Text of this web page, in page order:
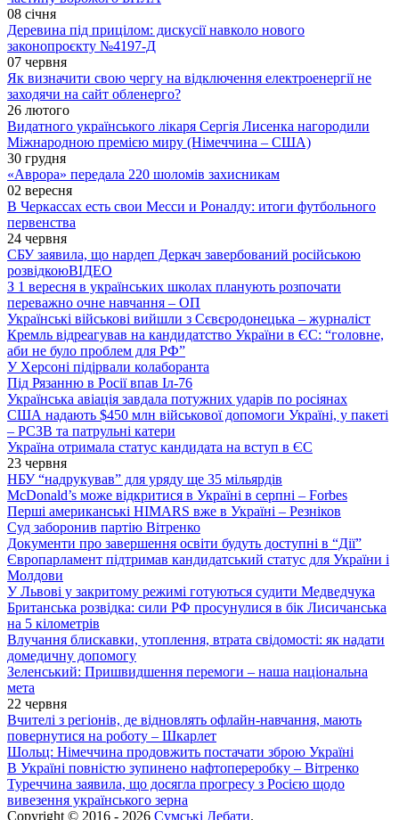
08 січня
Деревина під прицілом: дискусії навколо нового
законопроєкту №4197-Д
07 червня
Як визначити свою чергу на відключення електроенергії не
заходячи на сайт обленерго?
26 лютого
Видатного українського лікаря Сергія Лисенка нагородили
Міжнародною премією миру (Німеччина – США)
30 грудня
«Аврора» передала 220 шоломів захисникам
02 вересня
В Черкассах есть свои Месси и Роналду: итоги футбольного
первенства
24 червня
СБУ заявила, що нардеп Деркач завербований російською
розвідкоюВІДЕО
З 1 вересня в українських школах планують розпочати
переважно очне навчання – ОП
Українські військові вийшли з Сєвєродонецька – журналіст
Кремль відреагував на кандидатство України в ЄС: “головне,
аби не було проблем для РФ”
У Херсоні підірвали колаборанта
Під Рязанню в Росії впав Іл-76
Українська авіація завдала потужних ударів по росіянах
США надають $450 млн військової допомоги Україні, у пакеті
– РСЗВ та патрульні катери
Україна отримала статус кандидата на вступ в ЄС
23 червня
НБУ “надрукував” для уряду ще 35 мільярдів
McDonald’s може відкритися в Україні в серпні – Forbes
Перші американські HIMARS вже в Україні – Резніков
Суд заборонив партію Вітренко
Документи про завершення освіти будуть доступні в “Дії”
Європарламент підтримав кандидатський статус для України і
Молдови
У Львові у закритому режимі готуються судити Медведчука
Британська розвідка: сили РФ просунулися в бік Лисичанська
на 5 кілометрів
Влучання блискавки, утоплення, втрата свідомості: як надати
домедичну допомогу
Зеленський: Пришвидшення перемоги – наша національна
мета
22 червня
Вчителі з регіонів, де відновлять офлайн-навчання, мають
повернутися на роботу – Шкарлет
Шольц: Німеччина продовжить постачати зброю Україні
В Україні повністю зупинено нафтопереробку – Вітренко
Туреччина заявила, що досягла прогресу з Росією щодо
вивезення українського зерна
Copyright © 2016 - 2026 Сумські Дебати.